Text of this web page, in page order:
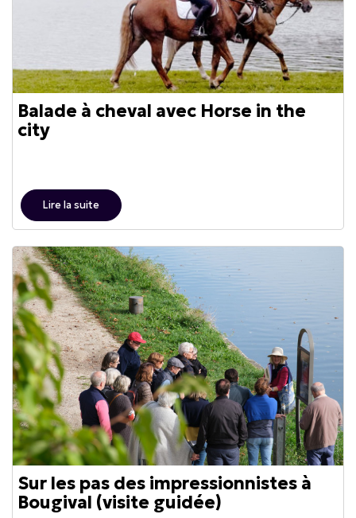
Balade à cheval avec Horse in the
city
Lire la suite
Sur les pas des impressionnistes à
Bougival (visite guidée)